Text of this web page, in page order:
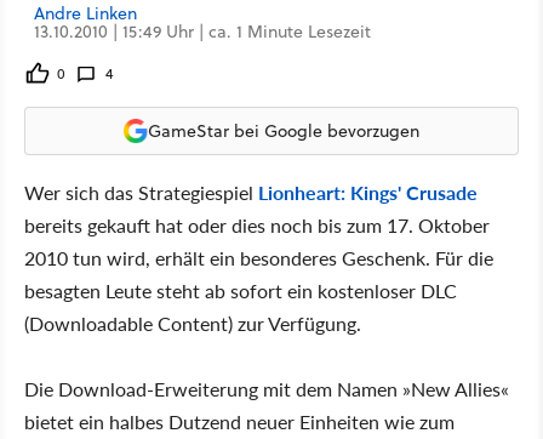
Andre Linken
13.10.2010 | 15:49 Uhr | ca. 1 Minute Lesezeit
0 4
GameStar bei Google bevorzugen
Wer sich das Strategiespiel Lionheart: Kings' Crusade
bereits gekauft hat oder dies noch bis zum 17. Oktober
2010 tun wird, erhält ein besonderes Geschenk. Für die
besagten Leute steht ab sofort ein kostenloser DLC
(Downloadable Content) zur Verfügung.
Die Download-Erweiterung mit dem Namen »New Allies«
bietet ein halbes Dutzend neuer Einheiten wie zum